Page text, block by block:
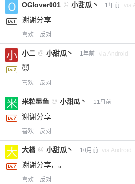
OGlover001 @ 小甜瓜丶 1年前 via
谢谢分享
喜欢 反对
小二 @ 小甜瓜丶 1年前 via Android
😇
喜欢 反对
米粒墨鱼 @ 小甜瓜丶 11月前
谢谢分享
喜欢 反对
大橘 @ 小甜瓜丶 10月前 via Android
谢谢分享，。
喜欢 反对